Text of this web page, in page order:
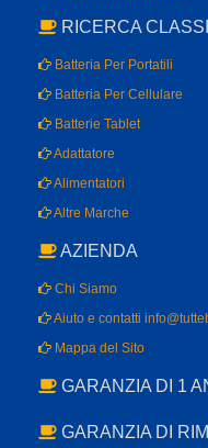
RICERCA
Batteria Per Portatili
Batteria Per Cellulare
Batterie Tablet
Adattatore
Alimentatori
Altre Marche
AZIENDA
Chi Siamo
Aiuto e contatti
Mappa del Sito
GARANZIA DI 1
GARANZIA DI